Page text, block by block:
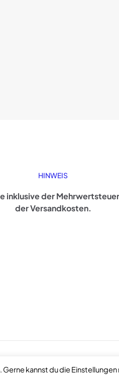
HINWEIS
inklusive der
der Versandkosten.
kannst du die Einstellungen